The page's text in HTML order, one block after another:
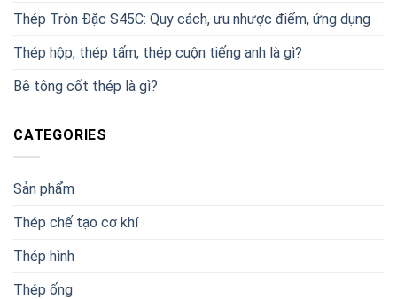
Thép Tròn Đặc S45C: Quy cách, ưu nhược điểm, ứng dụng
Thép hộp, thép tấm, thép cuộn tiếng anh là gì?
Bê tông cốt thép là gì?
CATEGORIES
Sản phẩm
Thép chế tạo cơ khí
Thép hình
Thép ống